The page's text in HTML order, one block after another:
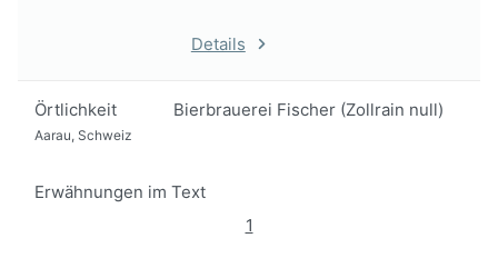
Details
Örtlichkeit Bierbrauerei Fischer (Zollrain null)
Aarau, Schweiz
Erwähnungen im Text
1